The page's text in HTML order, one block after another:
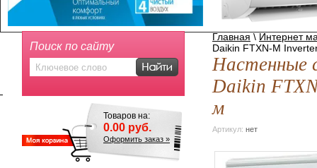
Главная \ Интернет
Daikin FTXN-M
Настенные
Daikin
м
Артикул: нет
Поиск по сайту
Товаров на:
0.00 руб.
Оформить заказ »